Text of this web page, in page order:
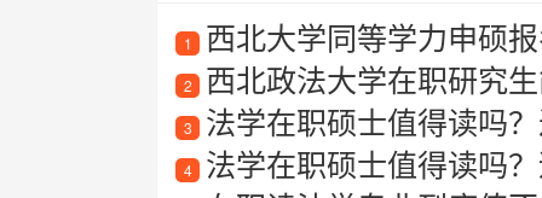
1 西北大学同等学力申硕
2 西北政法大学在职研究
3 法学在职硕士值得读吗？过
4 法学在职硕士值得读吗